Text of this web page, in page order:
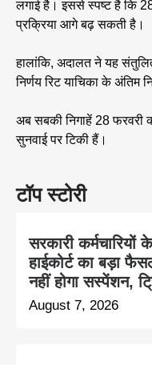
टॉप स्टोरी
सरकारी
हाईकोर्ट का बड़ा
नहीं होगा सस्पेंशन,
August 7, 2026
लगाई है। इससे स्पष्ट है कि
प्रक्रिया आगे बढ़ सकती है।
हालांकि, अदालत ने यह
निर्णय रिट याचिका के अंतिम
अब सबकी निगाहें 28 फरवरी
सुनवाई पर टिकी हैं।